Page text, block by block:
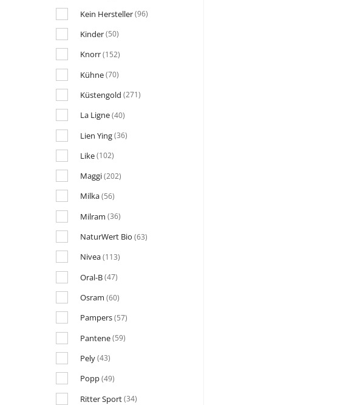
Kein Hersteller(96)
Kinder(50)
Knorr(152)
Kühne(70)
Küstengold (271)
La Ligne(40)
Lien Ying(36)
Like(102)
Maggi(202)
Milka(56)
Milram (36)
NaturWert Bio (63)
Nivea(113)
Oral-B(47)
Osram (60)
Pampers(57)
Pantene(59)
Pely(43)
Popp(49)
Ritter Sport(34)